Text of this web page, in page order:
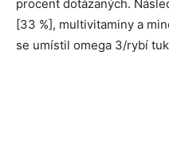
procent dotázaných.
[33 %], multivitaminy a
se umístil omega 3/rybí tuk